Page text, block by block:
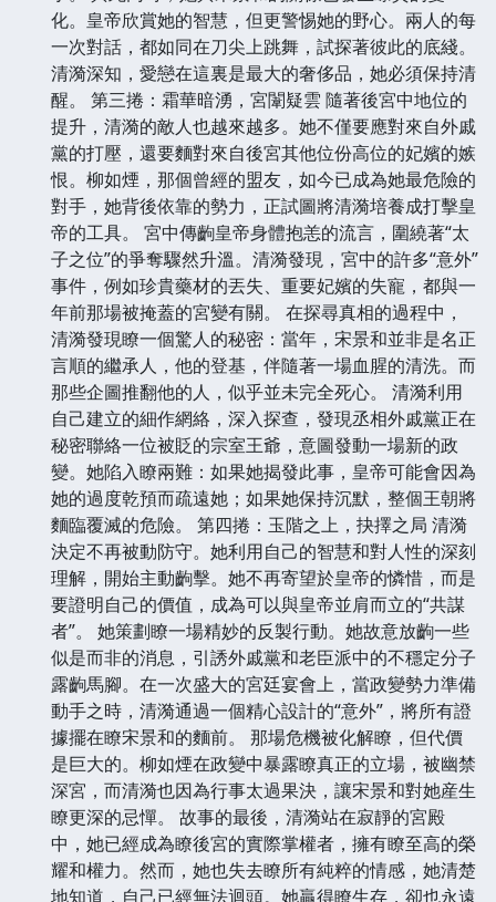
化。皇帝欣賞她的智慧，但更警惕她的野心。兩人的每
一次對話，都如同在刀尖上跳舞，試探著彼此的底綫。
清漪深知，愛戀在這裏是最大的奢侈品，她必須保持清
醒。 第三捲：霜華暗湧，宮闈疑雲 隨著後宮中地位的
提升，清漪的敵人也越來越多。她不僅要應對來自外戚
黨的打壓，還要麵對來自後宮其他位份高位的妃嬪的嫉
恨。柳如煙，那個曾經的盟友，如今已成為她最危險的
對手，她背後依靠的勢力，正試圖將清漪培養成打擊皇
帝的工具。 宮中傳齣皇帝身體抱恙的流言，圍繞著“太
子之位”的爭奪驟然升溫。清漪發現，宮中的許多“意外”
事件，例如珍貴藥材的丟失、重要妃嬪的失寵，都與一
年前那場被掩蓋的宮變有關。 在探尋真相的過程中，
清漪發現瞭一個驚人的秘密：當年，宋景和並非是名正
言順的繼承人，他的登基，伴隨著一場血腥的清洗。而
那些企圖推翻他的人，似乎並未完全死心。 清漪利用
自己建立的細作網絡，深入探查，發現丞相外戚黨正在
秘密聯絡一位被貶的宗室王爺，意圖發動一場新的政
變。她陷入瞭兩難：如果她揭發此事，皇帝可能會因為
她的過度乾預而疏遠她；如果她保持沉默，整個王朝將
麵臨覆滅的危險。 第四捲：玉階之上，抉擇之局 清漪
決定不再被動防守。她利用自己的智慧和對人性的深刻
理解，開始主動齣擊。她不再寄望於皇帝的憐惜，而是
要證明自己的價值，成為可以與皇帝並肩而立的“共謀
者”。 她策劃瞭一場精妙的反製行動。她故意放齣一些
似是而非的消息，引誘外戚黨和老臣派中的不穩定分子
露齣馬腳。在一次盛大的宮廷宴會上，當政變勢力準備
動手之時，清漪通過一個精心設計的“意外”，將所有證
據擺在瞭宋景和的麵前。 那場危機被化解瞭，但代價
是巨大的。柳如煙在政變中暴露瞭真正的立場，被幽禁
深宮，而清漪也因為行事太過果決，讓宋景和對她産生
瞭更深的忌憚。 故事的最後，清漪站在寂靜的宮殿
中，她已經成為瞭後宮的實際掌權者，擁有瞭至高的榮
耀和權力。然而，她也失去瞭所有純粹的情感，她清楚
地知道，自己已經無法迴頭。她贏得瞭生存，卻也永遠